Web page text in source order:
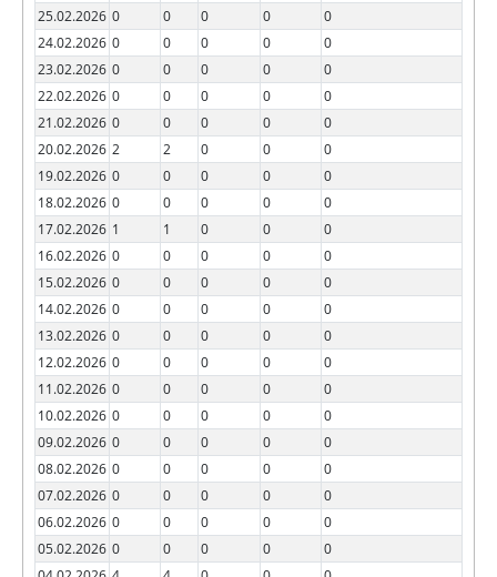
25.02.2026 0 0 0 0
0
24.02.2026 0 0 0 0
0
23.02.2026 0 0 0 0
0
22.02.2026 0 0 0 0
0
21.02.2026 0 0 0 0
0
20.02.2026 2 2 0 0
0
19.02.2026 0 0 0 0
0
18.02.2026 0 0 0 0
0
17.02.2026 1 1 0 0
0
16.02.2026 0 0 0 0
0
15.02.2026 0 0 0 0
0
14.02.2026 0 0 0 0
0
13.02.2026 0 0 0 0
0
12.02.2026 0 0 0 0
0
11.02.2026 0 0 0 0
0
10.02.2026 0 0 0 0
0
09.02.2026 0 0 0 0
0
08.02.2026 0 0 0 0
0
07.02.2026 0 0 0 0
0
06.02.2026 0 0 0 0
0
05.02.2026 0 0 0 0
0